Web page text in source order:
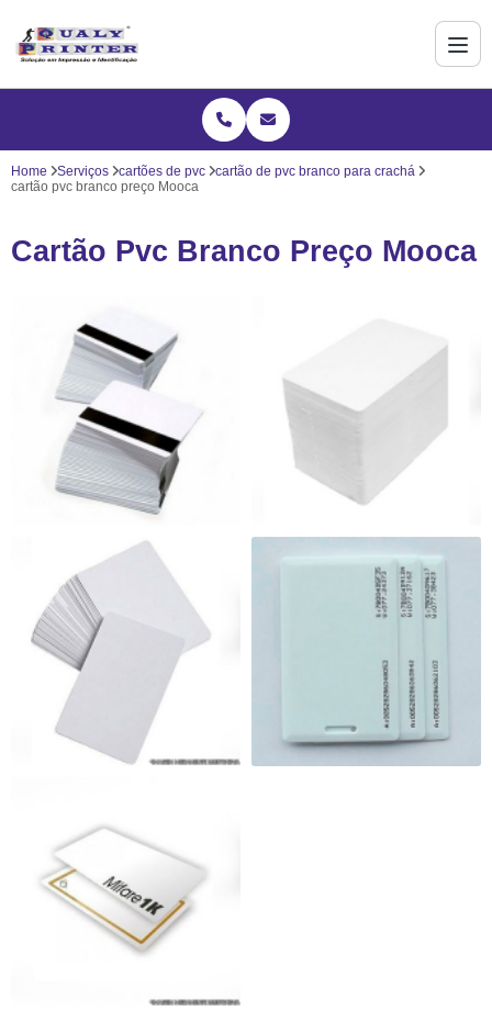
Home Serviços cartões de pvc
cartão de pvc branco para crachá
cartão pvc branco preço Mooca
Cartão Pvc Branco Preço Mooca